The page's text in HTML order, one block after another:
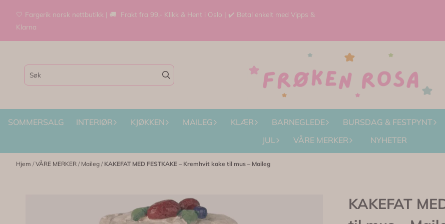
Hopp til innhold
🤍 Fargerik norsk nettbutikk | 🚚 Frakt fra 99,- Klikk & Hent i Oslo | ✔️ Betal enkelt med Vipps &
Klarna
SOMMERSALG INTERIØR KJØKKEN MAILEG KLÆR BARNEGLEDE BURSDAG & FESTPYNT
JUL
VÅRE MERKER NYHETER
Hjem /VÅRE MERKER / Maileg / KAKEFAT MED FESTKAKE – Kremhvit kake til mus – Maileg
KAKEFAT